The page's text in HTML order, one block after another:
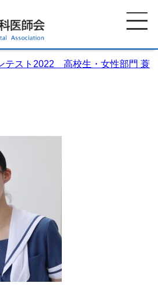
テスト2022 高校生・女性部門 蓑
休日当番医
熊本歯科衛生士専門学院
プライバシーポリシー